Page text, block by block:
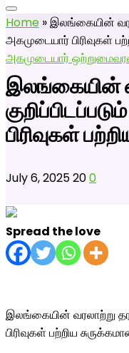
Home »இலங்கையின்
அகமுடையார் பிரிவுகள்
அகமுடையார் ஒற்றுமை
இலங்கையின்
பிரிவுகள்
July 6, 2025200
Spread the love
இலங்கையின் வரலாற்று
பிரிவுகள் பற்றிய